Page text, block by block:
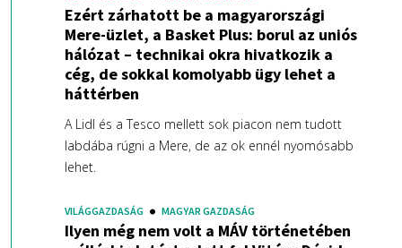
Ezért zárhatott be a magyarországi
Mere-üzlet, a Basket Plus: borul az uniós
hálózat – technikai okra hivatkozik a
cég, de sokkal komolyabb ügy lehet a
háttérben
A Lidl és a Tesco mellett sok piacon nem tudott
labdába rúgni a Mere, de az ok ennél nyomósabb
lehet.
VILÁGGAZDASÁG MAGYAR GAZDASÁG
Ilyen még nem volt a MÁV történetében